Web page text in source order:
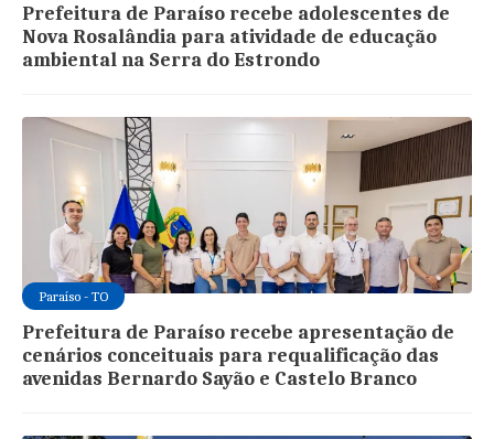
Prefeitura de Paraíso recebe adolescentes de
Nova Rosalândia para atividade de educação
ambiental na Serra do Estrondo
Paraíso - TO
Prefeitura de Paraíso recebe apresentação de
cenários conceituais para requalificação das
avenidas Bernardo Sayão e Castelo Branco